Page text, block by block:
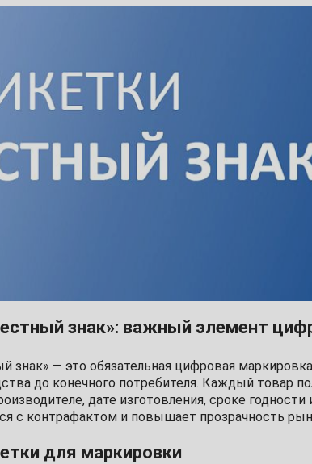
знак»: важный элемент
знак» — это обязательная цифровая
до конечного потребителя. Каждый товар
дате изготовления, сроке
с контрафактом и повышает прозрачность
для маркировки